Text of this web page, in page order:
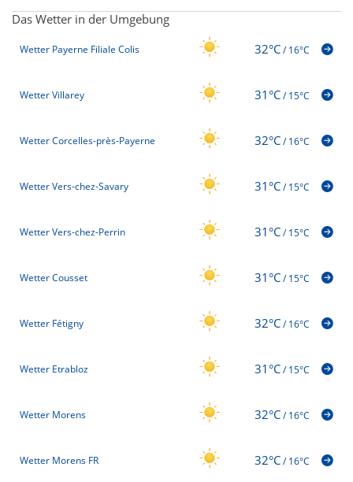
Das Wetter in der Umgebung
Wetter Payerne Filiale Colis 32°C/16°C
Wetter Villarey 31°C/15°C
Wetter Corcelles-près-Payerne 32°C/16°C
Wetter Vers-chez-Savary 31°C/15°C
Wetter Vers-chez-Perrin 31°C/15°C
Wetter Cousset 31°C/15°C
Wetter Fétigny 32°C/16°C
Wetter Etrabloz 31°C/15°C
Wetter Morens 32°C/16°C
Wetter Morens FR 32°C/16°C